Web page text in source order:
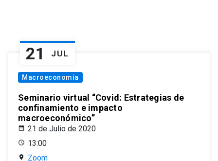
21 JUL
Macroeconomía
Seminario virtual “Covid: Estrategias de
confinamiento e impacto
macroeconómico”
21 de Julio de 2020
13:00
Zoom